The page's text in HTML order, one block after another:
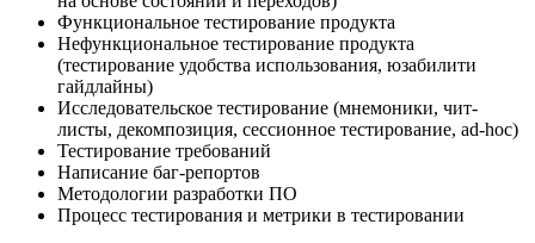
Функциональное тестирование продукта
Нефункциональное тестирование продукта
(тестирование удобства использования, юзабилити
гайдлайны)
Исследовательское тестирование (мнемоники, чит-
листы, декомпозиция, сессионное тестирование, ad-hoc)
Тестирование требований
Написание баг-репортов
Методологии разработки ПО
Процесс тестирования и метрики в тестировании